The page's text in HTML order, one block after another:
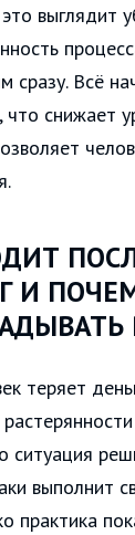
выглядит
сразу. Всё
снижает
И
теряет
ситуация
выполнит
практика